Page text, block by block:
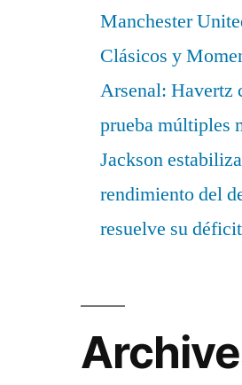
Manchester
Clásicos y
Arsenal: Havertz
prueba múltiples
Jackson
rendimiento del
resuelve su